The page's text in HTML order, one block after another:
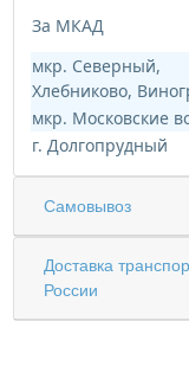
За МКАД
мкр. Северный,
Хлебниково,
мкр. Московские
г. Долгопрудный
Самовывоз
Доставка
России